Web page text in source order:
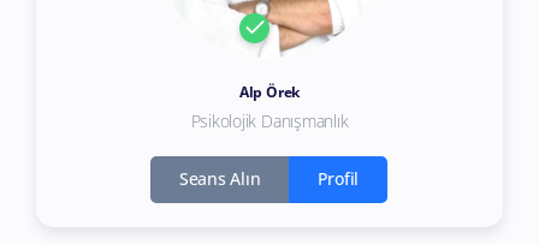
Alp Örek
Psikolojik Danışmanlık
Seans Alın Profil